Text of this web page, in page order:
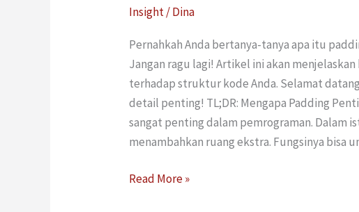
Insight/Dina
Pernahkah Anda bertanya-tanya apa itu
Jangan ragu lagi! Artikel ini akan
terhadap struktur kode Anda. Selamat
detail penting! TL;DR: Mengapa Padding
sangat penting dalam pemrograman. Dalam
menambahkan ruang ekstra. Fungsinya bisa
Read More »